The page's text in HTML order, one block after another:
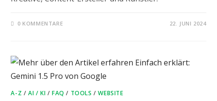
0 KOMMENTARE 22. JUNI 2024
A-Z /AI / KI /FAQ / TOOLS /WEBSITE